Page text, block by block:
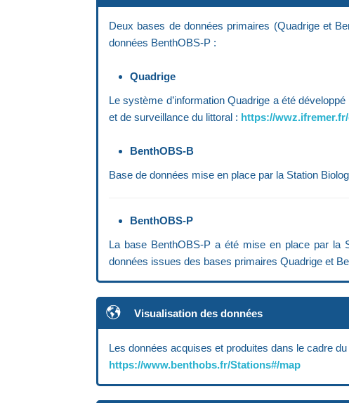
Deux bases de données primaires (Quadrige et
données BenthOBS-P :
Quadrige
Le système d’information Quadrige a été
et de surveillance du littoral : https://
BenthOBS-B
Base de données mise en place par la Station
BenthOBS-P
La base BenthOBS-P a été mise en place par la
données issues des bases primaires Quadrige et
Visualisation des données
Les données acquises et produites dans le cadre du
https://www.benthobs.fr/Stations#/map